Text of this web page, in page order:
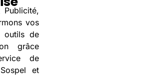
Publicité,
vos
outils de
grâce
de
et